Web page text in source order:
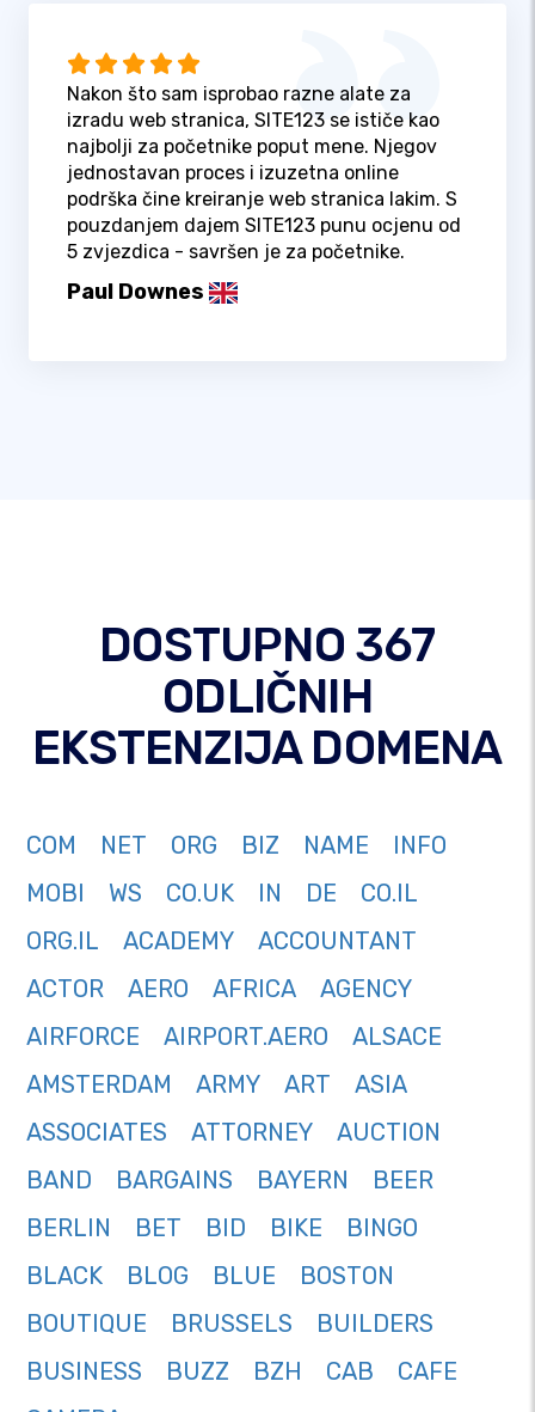
Nakon što sam isprobao razne alate za
izradu web stranica, SITE123 se ističe kao
najbolji za početnike poput mene. Njegov
jednostavan proces i izuzetna online
podrška čine kreiranje web stranica lakim. S
pouzdanjem dajem SITE123 punu ocjenu od
5 zvjezdica - savršen je za početnike.
Paul Downes
DOSTUPNO 367
ODLIČNIH
EKSTENZIJA DOMENA
COM NET ORG BIZ NAME
INFO
MOBI
WS CO.UK IN DE
CO.IL
ORG.IL
ACADEMY
ACCOUNTANT
ACTOR
AERO AFRICA
AGENCY
AIRFORCE
AIRPORT.AERO
ALSACE
AMSTERDAM
ARMY ART
ASIA
ASSOCIATES
ATTORNEY
AUCTION
BAND
BARGAINS BAYERN
BEER
BERLIN
BET BID BIKE
BINGO
BLACK
BLOG BLUE
BOSTON
BOUTIQUE
BRUSSELS
BUILDERS
BUSINESS
BUZZ BZH CAB
CAFE